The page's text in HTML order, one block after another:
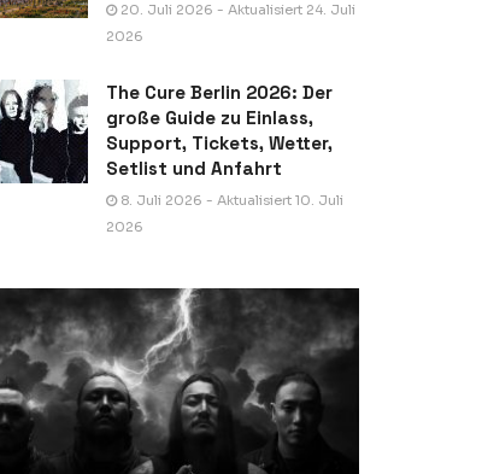
20. Juli 2026 - Aktualisiert 24. Juli
2026
The Cure Berlin 2026: Der
große Guide zu Einlass,
Support, Tickets, Wetter,
Setlist und Anfahrt
8. Juli 2026 - Aktualisiert 10. Juli
2026